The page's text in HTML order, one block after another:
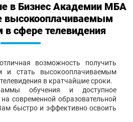
в Бизнес Академии МБА
высокооплачиваемым
в сфере телевидения
возможность получить
и стать высокооплачиваемым
в кратчайшие сроки.
обучения и доступное
современной образовательной
быстро и эффективно освоить